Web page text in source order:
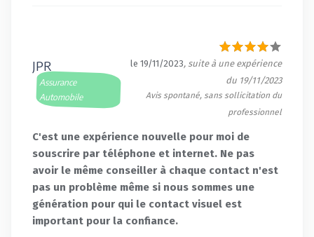
JPR
Assurance
Automobile
le 19/11/2023, suite à une expérience
du 19/11/2023
Avis spontané, sans sollicitation du
professionnel
C'est une expérience nouvelle pour moi de
souscrire par téléphone et internet. Ne pas
avoir le même conseiller à chaque contact n'est
pas un problème même si nous sommes une
génération pour qui le contact visuel est
important pour la confiance.